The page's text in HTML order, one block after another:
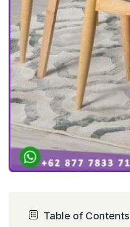
Table of Contents